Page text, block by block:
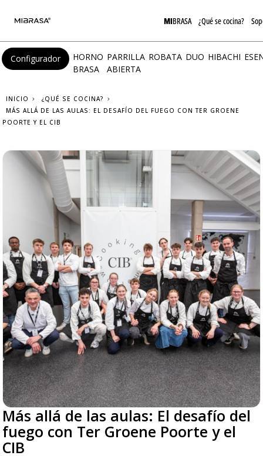
MIBRASA ¿Qué se cocina?
Configurador
HORNO
BRASA
PARRILLA
ABIERTA
ROBATA DUO HIBACHI
INICIO
¿QUÉ SE COCINA?
MÁS ALLÁ DE LAS AULAS: EL DESAFÍO DEL FUEGO CON TER GROENE
POORTE Y EL CIB
Más allá de las aulas: El desafío del
fuego con Ter Groene Poorte y el
CIB